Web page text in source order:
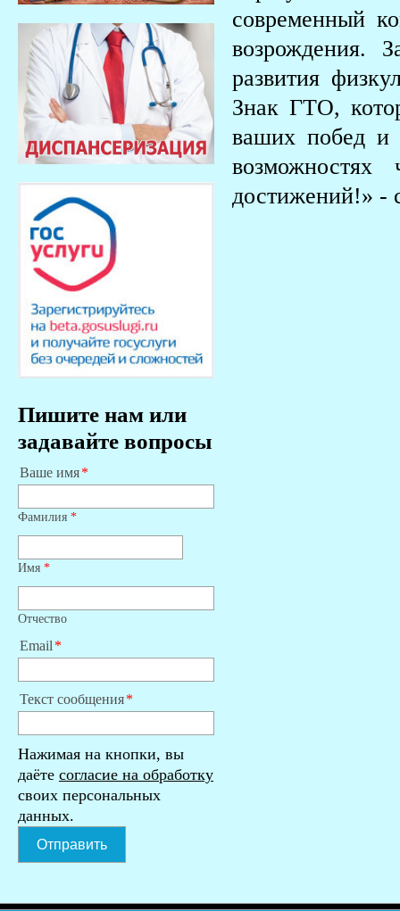
Пишите нам или
задавайте вопросы
Ваше имя
Фамилия *
Имя *
Отчество
Email
Текст сообщения
Нажимая на кнопки, вы
даёте согласие на обработку
своих персональных
данных.
Отправить
современный
возрождения.
развития
Знак ГТО,
ваших побед и
достижений!» -